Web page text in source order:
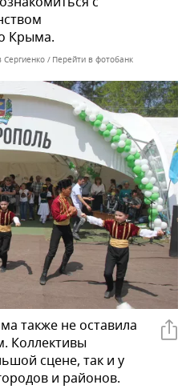
Крыма.
Перейти в фотобанк
также не оставила
Коллективы
сцене, так и у
и районов.